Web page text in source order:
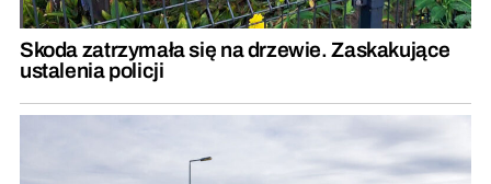
Skoda zatrzymała się na drzewie. Zaskakujące
ustalenia policji